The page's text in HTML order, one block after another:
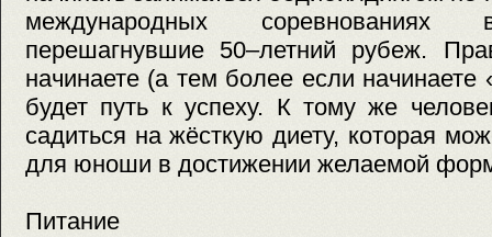
международных соревнованиях
перешагнувшие 50–летний рубеж.
начинаете (а тем более если начинаете
будет путь к успеху. К тому же
садиться на жёсткую диету, которая
для юноши в достижении желаемой
Питание